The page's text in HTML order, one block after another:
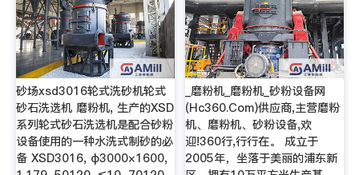
砂场xsd3016轮式洗砂机轮式
砂石洗选机 磨粉机, 生产的XSD
系列轮式砂石洗选机是配合砂粉
设备使用的一种水洗式制砂的必
备 XSD3016, φ3000×1600,
_磨粉机_磨粉机_砂粉设备网
(Hc360.Com)供应商,主营磨粉
机、磨粉机、砂粉设备,欢
迎!360行,行行在。 成立于
2005年，坐落于美丽的浦东新